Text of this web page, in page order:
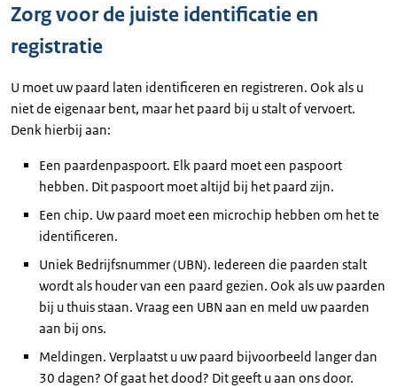
Zorg voor de juiste identificatie en
registratie
U moet uw paard laten identificeren en registreren. Ook als u
niet de eigenaar bent, maar het paard bij u stalt of vervoert.
Denk hierbij aan:
Een paardenpaspoort. Elk paard moet een paspoort
hebben. Dit paspoort moet altijd bij het paard zijn.
Een chip. Uw paard moet een microchip hebben om het te
identificeren.
Uniek Bedrijfsnummer (UBN). Iedereen die paarden stalt
wordt als houder van een paard gezien. Ook als uw paarden
bij u thuis staan. Vraag een UBN aan en meld uw paarden
aan bij ons.
Meldingen. Verplaatst u uw paard bijvoorbeeld langer dan
30 dagen? Of gaat het dood? Dit geeft u aan ons door.